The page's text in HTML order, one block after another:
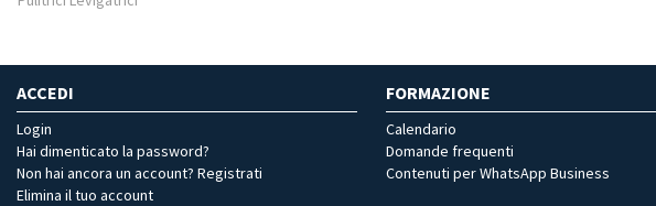
ACCEDI
Login
Hai dimenticato la password?
Non hai ancora un account? Registrati
Elimina il tuo account
FORMAZIONE
Calendario
Domande frequenti
Contenuti per WhatsApp Business